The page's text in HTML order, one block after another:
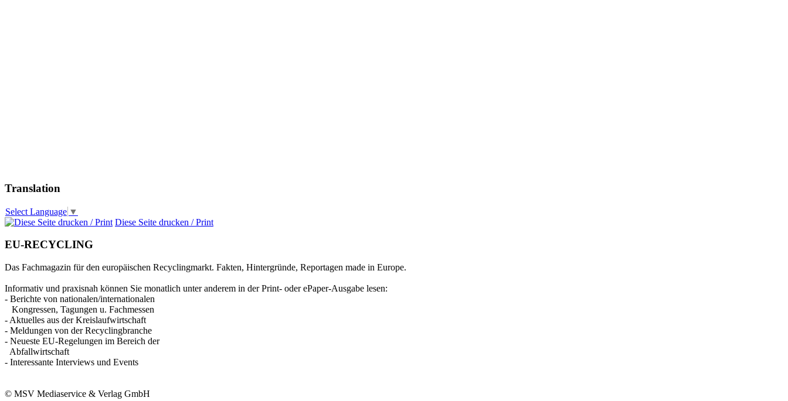
Translation
Select Language ▼
Diese Seite drucken / Print
EU-RECYCLING
Das Fachmagazin für den europäischen Recyclingmarkt. Fakten, Hintergründe, Reportagen made in Europe.
Informativ und praxisnah können Sie monatlich unter anderem in der Print- oder ePaper-Ausgabe lesen:
- Berichte von nationalen/internationalen
Kongressen, Tagungen u. Fachmessen
- Aktuelles aus der Kreislaufwirtschaft
- Meldungen von der Recyclingbranche
- Neueste EU-Regelungen im Bereich der
Abfallwirtschaft
- Interessante Interviews und Events
© MSV Mediaservice & Verlag GmbH